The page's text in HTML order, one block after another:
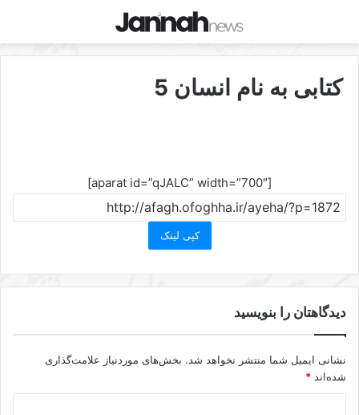
کتابی به نام انسان 5
[aparat id=”qJALC” width=”700″]
کپی لینک
دیدگاهتان را بنویسید
نشانی ایمیل شما منتشر نخواهد شد. بخش‌های موردنیاز علامت‌گذاری
شده‌اند *